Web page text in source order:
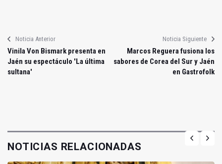
Noticia Anterior
Vinila Von Bismark presenta en
Jaén su espectáculo 'La última
sultana'
Noticia Siguiente
Marcos Reguera fusiona los
sabores de Corea del Sur y Jaén
en Gastrofolk
NOTICIAS RELACIONADAS